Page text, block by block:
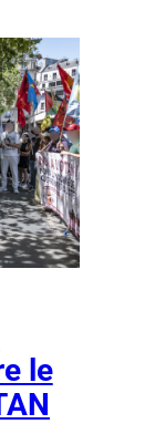
le